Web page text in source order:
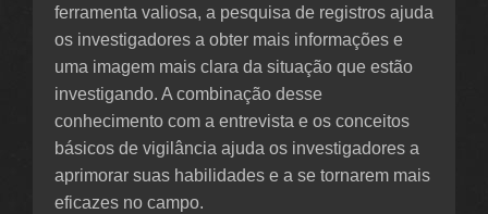
ferramenta valiosa, a pesquisa de registros ajuda
os investigadores a obter mais informações e
uma imagem mais clara da situação que estão
investigando. A combinação desse
conhecimento com a entrevista e os conceitos
básicos de vigilância ajuda os investigadores a
aprimorar suas habilidades e a se tornarem mais
eficazes no campo.